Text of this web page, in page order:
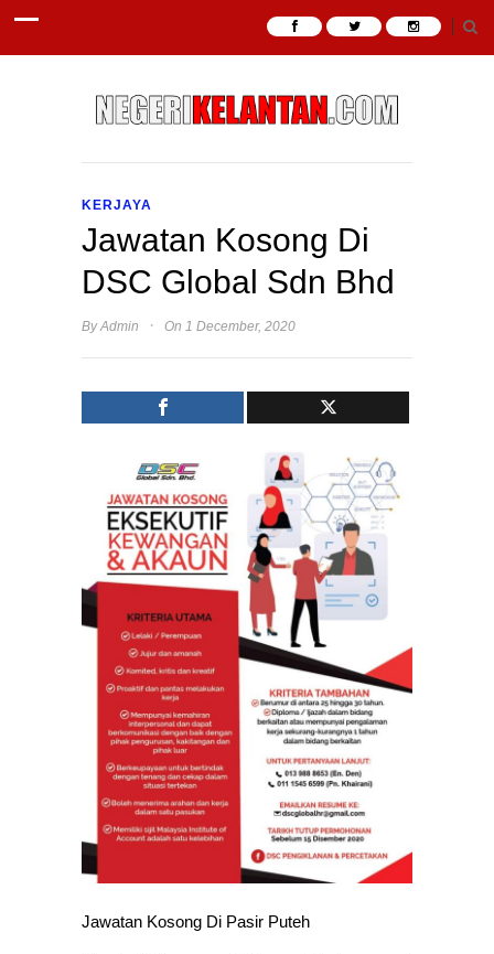
KERJAYA
Jawatan Kosong Di
DSC Global Sdn Bhd
ByAdmin · On 1 December, 2020
Jawatan Kosong Di Pasir Puteh